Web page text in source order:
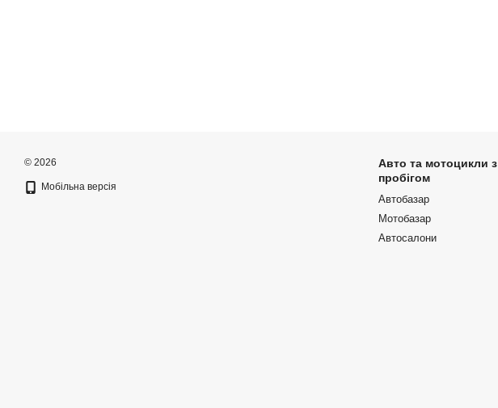
© 2026
Мобільна версія
Авто та мотоцикли з
пробігом
Автобазар
Мотобазар
Автосалони